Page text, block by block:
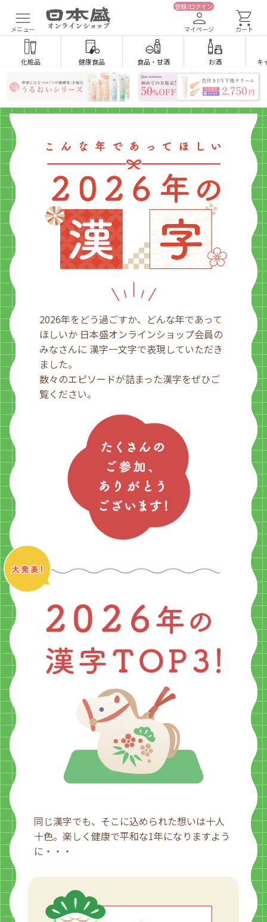
メニュー
登録/ログイン
マイページ カート
化粧品 健康食品 食品・ 甘酒 お酒 キ
2026年をどう過ごすか、どんな年であって
ほしいか日本盛オンラインショップ会員の
みなさんに 漢字一文字で表現していただき
ました。
数々のエピソードが詰まった漢字をぜひご
覧ください。
同じ漢字でも、そこに込められた想いは十人
十色。楽しく健康で平和な1年になりますよう
に・・・